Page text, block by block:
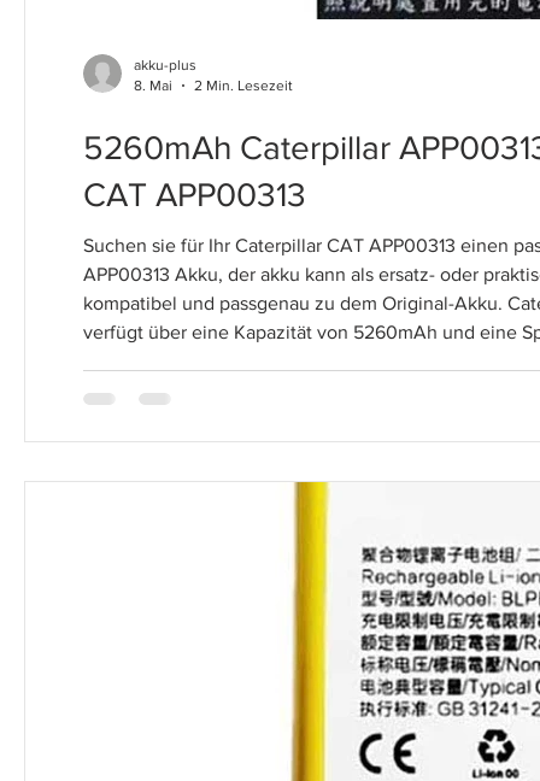
5260mAh Caterpillar
CAT APP00313
Suchen sie für Ihr Caterpillar CAT APP00313 einen
APP00313 Akku, der akku kann als ersatz- oder
kompatibel und passgenau zu dem Original-Akku.
verfügt über eine Kapazität von 5260mAh und eine
akku-plus
8. Mai
2 Min. Lesezeit